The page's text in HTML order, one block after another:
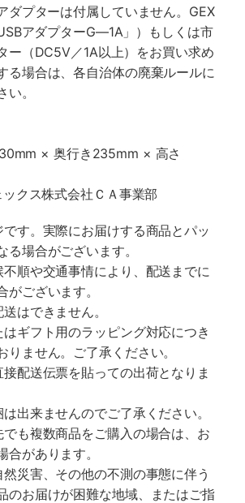
ダプターは付属していません。GEX
アダプターG―1A」）もしくは市
ー（DC5V／1A以上）をお買い求め
る場合は、各自治体の廃棄ルールに
。
× 奥行き235mm × 高さ
クス株式会社ＣＡ事業部
す。実際にお届けする商品とパッ
る場合がございます。
順や交通事情により、配送までに
がございます。
はできません。
ギフト用のラッピング対応につき
りません。ご了承ください。
配送伝票を貼っての出荷となりま
出来ませんのでご了承ください。
も複数商品をご購入の場合は、お
合があります。
災害、その他の不測の事態に伴う
のお届けが困難な地域、またはご指